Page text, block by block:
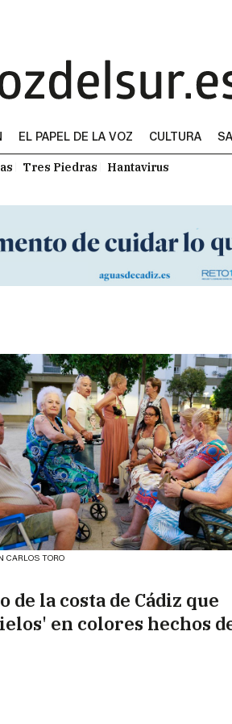
EL PAPEL DE LA VOZ CULTURA
Tres Piedras Hantavirus
CARLOS TORO
de la costa de Cádiz que
en colores hechos